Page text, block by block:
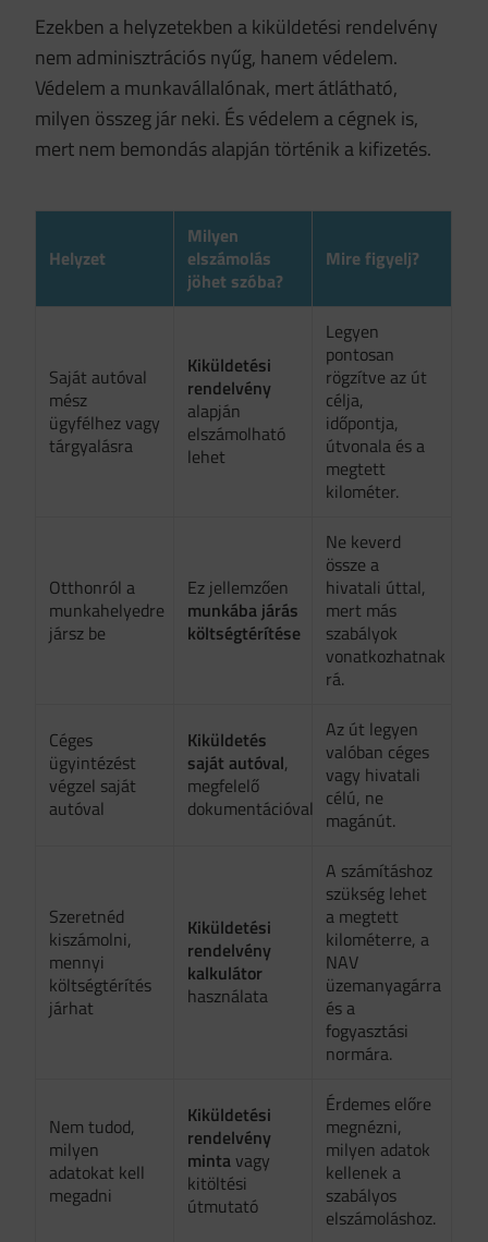
Ezekben a helyzetekben a kiküldetési rendelvény
nem adminisztrációs nyűg, hanem védelem.
Védelem a munkavállalónak, mert átlátható,
milyen összeg jár neki. És védelem a cégnek is,
mert nem bemondás alapján történik a kifizetés.
Helyzet
Milyen
elszámolás
jöhet szóba?
Mire figyelj?
Saját autóval
mész
ügyfélhez vagy
tárgyalásra
Kiküldetési
rendelvény
alapján
elszámolható
lehet
Legyen
pontosan
rögzítve az út
célja,
időpontja,
útvonala és a
megtett
kilométer.
Otthonról a
munkahelyedre
jársz be
Ez jellemzően
munkába járás
költségtérítése
Ne keverd
össze a
hivatali úttal,
mert más
szabályok
vonatkozhatnak
rá.
Céges
ügyintézést
végzel saját
autóval
Kiküldetés
saját autóval,
megfelelő
dokumentációval
Az út legyen
valóban céges
vagy hivatali
célú, ne
magánút.
Szeretnéd
kiszámolni,
mennyi
költségtérítés
járhat
Kiküldetési
rendelvény
kalkulátor
használata
A számításhoz
szükség lehet
a megtett
kilométerre, a
NAV
üzemanyagárra
és a
fogyasztási
normára.
Nem tudod,
milyen
adatokat kell
megadni
Kiküldetési
rendelvény
mintavagy
kitöltési
útmutató
Érdemes előre
megnézni,
milyen adatok
kellenek a
szabályos
elszámoláshoz.